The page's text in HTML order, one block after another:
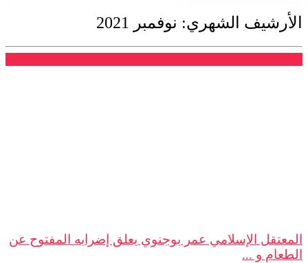
الأرشيف الشهري: نوفمبر 2021
المعتقل الإسلامي عمر بوجنوي يعلق إضرابه المفتوح عن
الطعام و ...